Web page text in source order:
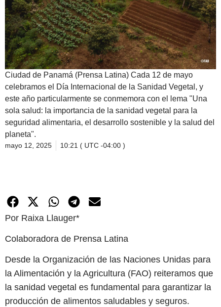
Ciudad de Panamá (Prensa Latina) Cada 12 de mayo
celebramos el Día Internacional de la Sanidad Vegetal, y
este año particularmente se conmemora con el lema "Una
sola salud: la importancia de la sanidad vegetal para la
seguridad alimentaria, el desarrollo sostenible y la salud del
planeta".
mayo 12, 2025 10:21 ( UTC -04:00 )
Por Raixa Llauger*
Colaboradora de Prensa Latina
Desde la Organización de las Naciones Unidas para
la Alimentación y la Agricultura (FAO) reiteramos que
la sanidad vegetal es fundamental para garantizar la
producción de alimentos saludables y seguros.